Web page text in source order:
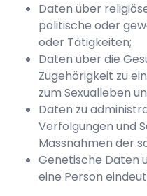
Daten über
politische oder
oder Tätigkeiten;
Daten über die
Zugehörigkeit zu
zum Sexualleben
Daten zu
Verfolgungen und
Massnahmen der
Genetische Daten
eine Person